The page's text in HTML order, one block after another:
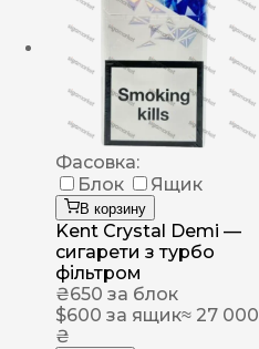
Фасовка:
Блок
Ящик
В корзину
Kent Crystal Demi —
сигарети з турбо
фільтром
₴650 за блок
$600 за ящик≈ 27 000
₴